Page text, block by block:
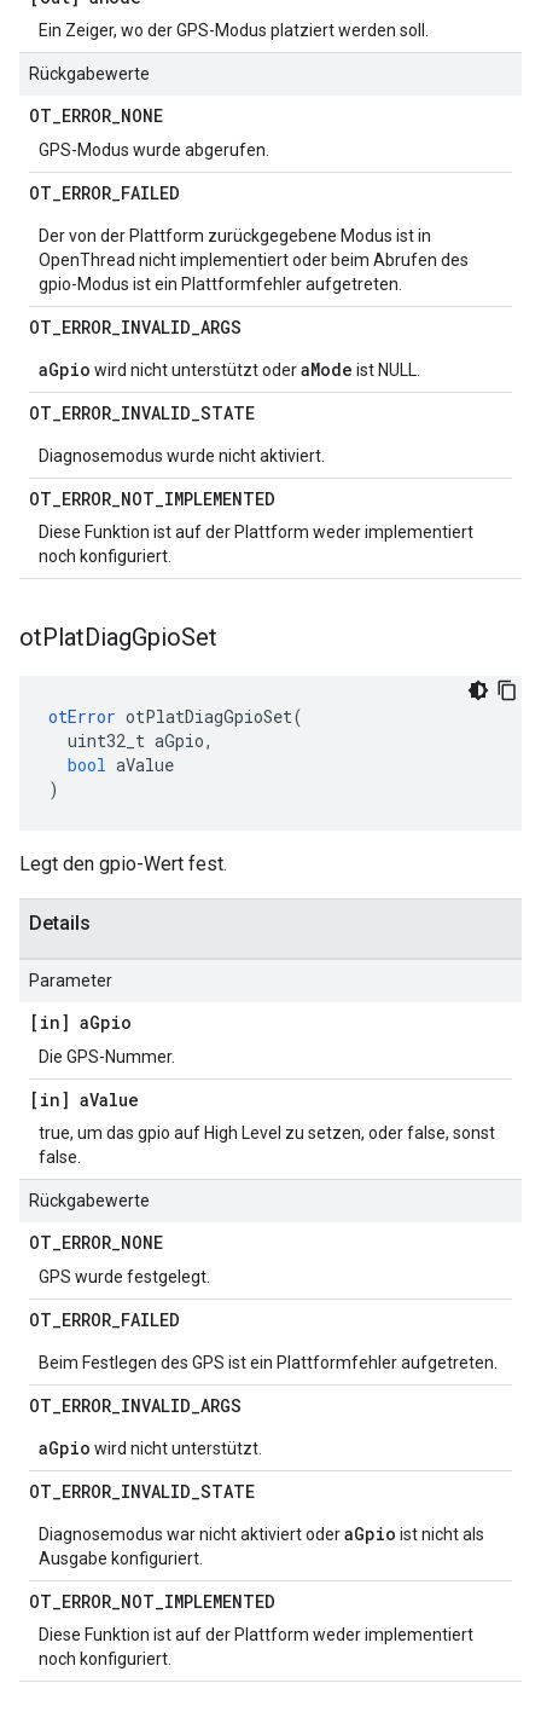
Ein Zeiger, wo der GPS-Modus platziert werden soll.
Rückgabewerte
OT_ERROR_NONE
GPS-Modus wurde abgerufen.
OT_ERROR_FAILED
Der von der Plattform zurückgegebene Modus ist in
OpenThread nicht implementiert oder beim Abrufen des
gpio-Modus ist ein Plattformfehler aufgetreten.
OT_ERROR_INVALID_ARGS
aGpio wird nicht unterstützt oderaMode ist NULL.
OT_ERROR_INVALID_STATE
Diagnosemodus wurde nicht aktiviert.
OT_ERROR_NOT_IMPLEMENTED
Diese Funktion ist auf der Plattform weder implementiert
noch konfiguriert.
otPlatDiagGpioSet
otError otPlatDiagGpioSet(
uint32_t aGpio,
bool aValue
)
Legt den gpio-Wert fest.
Details
Parameter
[in] aGpio
Die GPS-Nummer.
[in] aValue
true, um das gpio auf High Level zu setzen, oder false, sonst
false.
Rückgabewerte
OT_ERROR_NONE
GPS wurde festgelegt.
OT_ERROR_FAILED
Beim Festlegen des GPS ist ein Plattformfehler aufgetreten.
OT_ERROR_INVALID_ARGS
aGpio wird nicht unterstützt.
OT_ERROR_INVALID_STATE
Diagnosemodus war nicht aktiviert oderaGpio ist nicht als
Ausgabe konfiguriert.
OT_ERROR_NOT_IMPLEMENTED
Diese Funktion ist auf der Plattform weder implementiert
noch konfiguriert.